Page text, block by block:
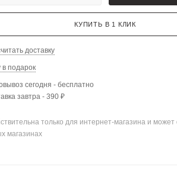
КУПИТЬ В 1 КЛИК
доставку
в подарок
сегодня - бесплатно
завтра - 390 ₽
только для интернет-магазина и может
магазинах